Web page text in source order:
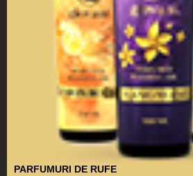
PARFUMURI DE RUFE